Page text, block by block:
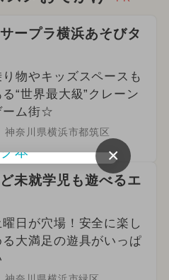
ープラ横浜あそびタ
り物やキッズスペースも
る“世界最大級”クレーン
ーム街☆
神奈川県横浜市都筑区
未就学児も遊べるエ
曜日が穴場！安全に楽し
る大満足の遊具がいっぱ
×